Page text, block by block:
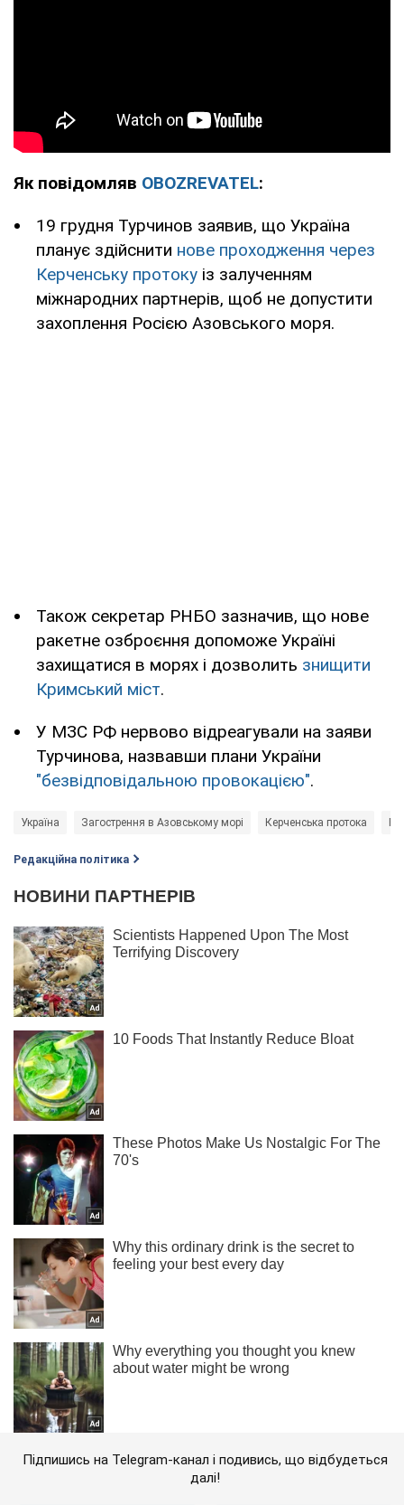
Як повідомляв OBOZREVATEL:
19 грудня Турчинов заявив, що Україна
планує здійснити нове проходження через
Керченську протоку із залученням
міжнародних партнерів, щоб не допустити
захоплення Росією Азовського моря.
Також секретар РНБО зазначив, що нове
ракетне озброєння допоможе Україні
захищатися в морях і дозволить знищити
Кримський міст.
У МЗС РФ нервово відреагували на заяви
Турчинова, назвавши плани України
"безвідповідальною провокацією".
Україна Загострення в Азовському морі Керченська протока
Редакційна політика
Підпишись на Telegram-канал і подивись, що відбудеться
далі!